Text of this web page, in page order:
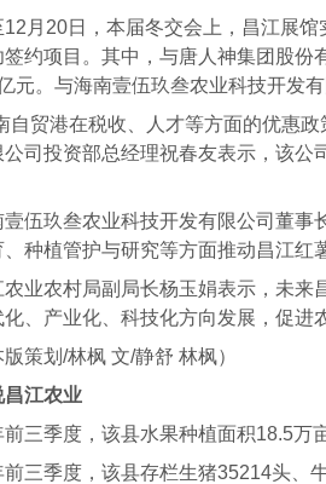
12月20日，本届冬交会上，昌江展
签约项目。其中，与唐人神集团股
元。与海南壹伍玖叁农业科技开发
自贸港在税收、人才等方面的优惠
公司投资部总经理祝春友表示，该公
壹伍玖叁农业科技开发有限公司董事
、种植管护与研究等方面推动昌江红
农业农村局副局长杨玉娟表示，未
化、产业化、科技化方向发展，促进
版策划/林枫 文/静舒 林枫）
昌江农业
前三季度，该县水果种植面积18.5万
前三季度，该县存栏生猪35214头、